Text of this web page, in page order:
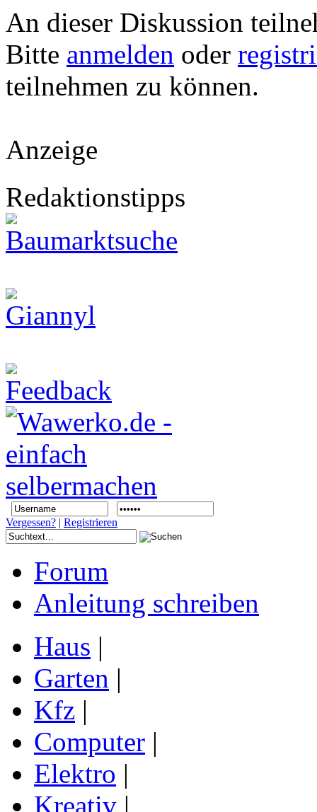
An dieser Diskussion
Bitte anmelden oder
teilnehmen zu können.
Anzeige
Redaktionstipps
Vergessen? | Registrieren
Forum
Anleitung schreiben
Haus |
Garten |
Kfz |
Computer |
Elektro |
Kreativ |